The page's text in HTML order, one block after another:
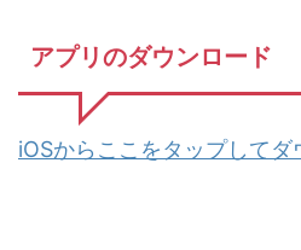
アプリのダウンロード
iOSからここをタップしてダ